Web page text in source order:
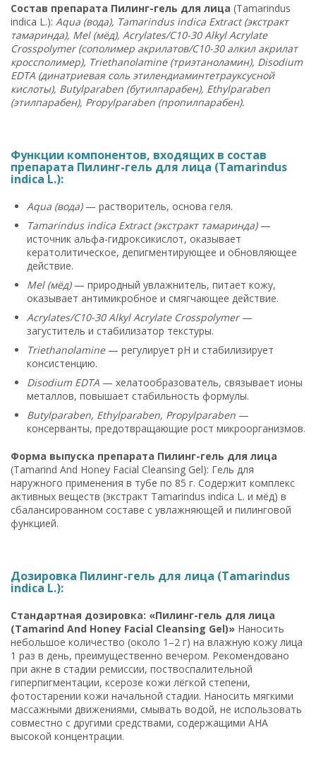
Состав препарата Пилинг-гель для лица (Tamarindus
indica L.): Aqua (вода), Tamarindus indica Extract (экстракт
тамаринда), Mel (мёд), Acrylates/C10-30 Alkyl Acrylate
Crosspolymer (сополимер акрилатов/С10-30 алкил акрилат
кроссполимер), Triethanolamine (триэтаноламин), Disodium
EDTA (динатриевая соль этилендиаминтетрауксусной
кислоты), Butylparaben (бутилпарабен), Ethylparaben
(этилпарабен), Propylparaben (пропилпарабен).
Функции компонентов, входящих в состав
препарата Пилинг-гель для лица (Tamarindus
indica L.):
Aqua (вода)— растворитель, основа геля.
Tamarindus indica Extract (экстракт тамаринда)—
источник альфа-гидроксикислот, оказывает
кератолитическое, депигментирующее и обновляющее
действие.
Mel (мёд)— природный увлажнитель, питает кожу,
оказывает антимикробное и смягчающее действие.
Acrylates/C10-30 Alkyl Acrylate Crosspolymer—
загуститель и стабилизатор текстуры.
Triethanolamine— регулирует pH и стабилизирует
консистенцию.
Disodium EDTA — хелатообразователь, связывает ионы
металлов, повышает стабильность формулы.
Butylparaben, Ethylparaben, Propylparaben —
консерванты, предотвращающие рост микроорганизмов.
Форма выпуска препарата Пилинг-гель для лица
(Tamarind And Honey Facial Cleansing Gel): Гель для
наружного применения в тубе по 85 г. Содержит комплекс
активных веществ (экстракт Tamarindus indica L. и мёд) в
сбалансированном составе с увлажняющей и пилинговой
функцией.
Дозировка Пилинг-гель для лица (Tamarindus
indica L.):
Стандартная дозировка: «Пилинг-гель для лица
(Tamarind And Honey Facial Cleansing Gel)» Наносить
небольшое количество (около 1–2 г) на влажную кожу лица
1 раз в день, преимущественно вечером. Рекомендовано
при акне в стадии ремиссии, поствоспалительной
гиперпигментации, ксерозе кожи лёгкой степени,
фотостарении кожи начальной стадии. Наносить мягкими
массажными движениями, смывать водой, не использовать
совместно с другими средствами, содержащими AHA
высокой концентрации.